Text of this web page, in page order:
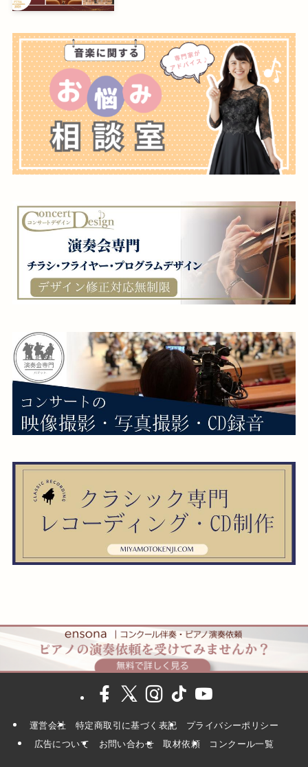
運営会社 特定商取引に基づく表記
プライバシーポリシー
広告について
お問い合わせ 取材依頼 コンクール一覧